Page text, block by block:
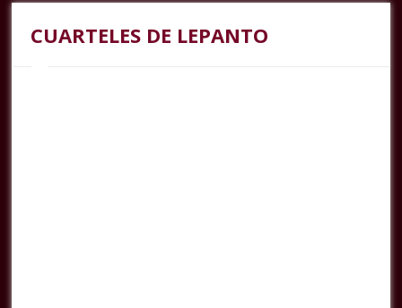
CUARTELES DE LEPANTO